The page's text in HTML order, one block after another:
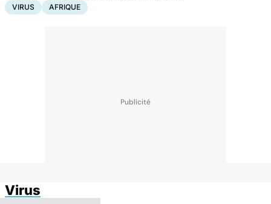
VIRUS AFRIQUE
Virus